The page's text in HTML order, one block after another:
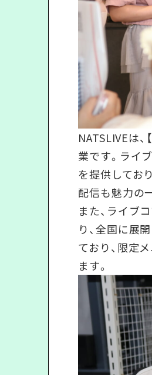
NATSLIVEは
業です。ライ
を提供してお
配信も魅力の
また、ライブ
り、全国に展
ており、限定
ます。